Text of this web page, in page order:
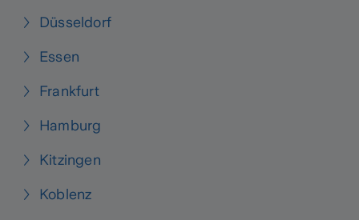
Düsseldorf
Essen
Frankfurt
Hamburg
Kitzingen
Koblenz